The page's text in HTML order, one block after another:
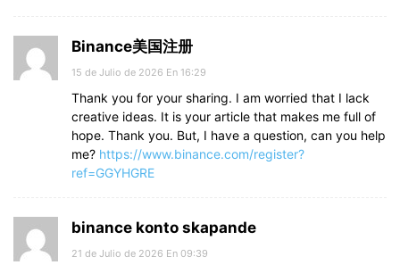
Binance美国注册
15 de Julio de 2026 En 16:29
Thank you for your sharing. I am worried that I lack
creative ideas. It is your article that makes me full of
hope. Thank you. But, I have a question, can you help
me? https://www.binance.com/register?
ref=GGYHGRE
binance konto skapande
21 de Julio de 2026 En 09:39